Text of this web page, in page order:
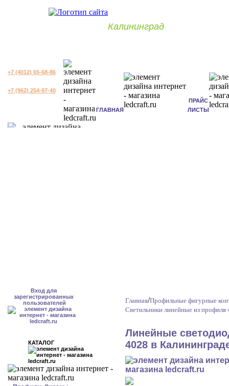
Калининград
+7 (4012) 65-68-86
+7 (962) 254-97-40
ГЛАВНАЯ
ПРАЙС
ЛИСТЫ
Вход для
зарегистрированных
пользователей
КАТАЛОГ
Главная/Профильные фигурные
Светильники линейные из профиля
Линейные
4028 в